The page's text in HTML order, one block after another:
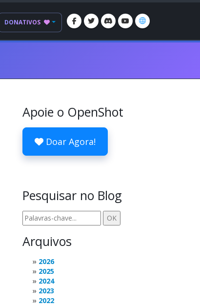
DONATIVOS
Apoie o OpenShot
Doar Agora!
Pesquisar no Blog
Arquivos
2026
2025
2024
2023
2022